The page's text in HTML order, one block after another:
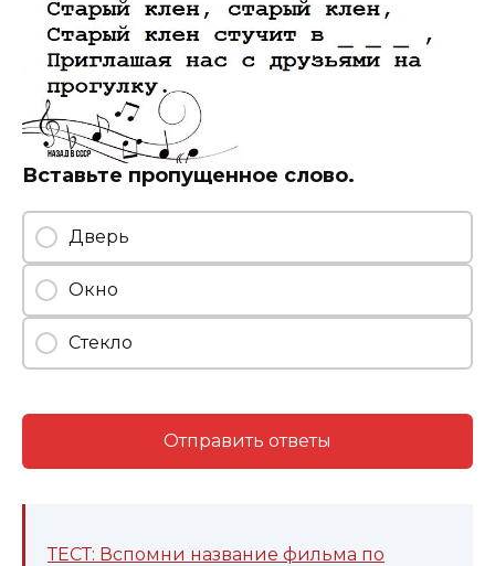
Вставьте пропущенное слово.
Дверь
Окно
Стекло
Отправить ответы
ТЕСТ: Вспомни название фильма по